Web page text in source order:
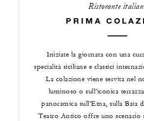
Ristorante
PRIMA
Iniziate la giornata con una
specialità siciliane e classici
La colazione viene servita nel
luminoso o sull’iconica
panoramica sull’Etna, sulla Baia
Teatro Antico offre uno scenario